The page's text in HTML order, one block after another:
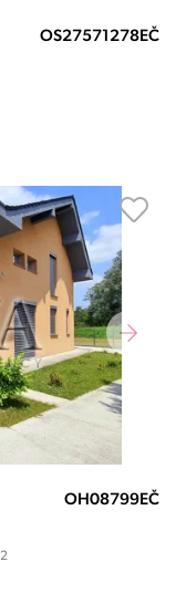
OS27571278EČ
OH08799EČ
2